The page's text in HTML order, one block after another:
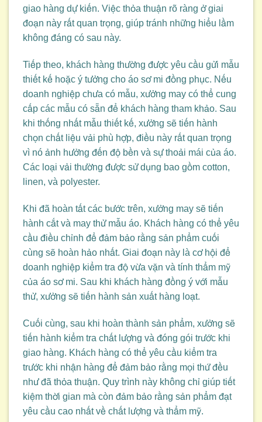
giao hàng dự kiến. Việc thỏa thuận rõ ràng ở giai
đoạn này rất quan trọng, giúp tránh những hiểu lầm
không đáng có sau này.
Tiếp theo, khách hàng thường được yêu cầu gửi mẫu
thiết kế hoặc ý tưởng cho áo sơ mi đồng phục. Nếu
doanh nghiệp chưa có mẫu, xưởng may có thể cung
cấp các mẫu có sẵn để khách hàng tham khảo. Sau
khi thống nhất mẫu thiết kế, xưởng sẽ tiến hành
chọn chất liệu vải phù hợp, điều này rất quan trọng
vì nó ảnh hưởng đến độ bền và sự thoải mái của áo.
Các loại vải thường được sử dụng bao gồm cotton,
linen, và polyester.
Khi đã hoàn tất các bước trên, xưởng may sẽ tiến
hành cắt và may thử mẫu áo. Khách hàng có thể yêu
cầu điều chỉnh để đảm bảo rằng sản phẩm cuối
cùng sẽ hoàn hảo nhất. Giai đoạn này là cơ hội để
doanh nghiệp kiểm tra độ vừa vặn và tính thẩm mỹ
của áo sơ mi. Sau khi khách hàng đồng ý với mẫu
thử, xưởng sẽ tiến hành sản xuất hàng loạt.
Cuối cùng, sau khi hoàn thành sản phẩm, xưởng sẽ
tiến hành kiểm tra chất lượng và đóng gói trước khi
giao hàng. Khách hàng có thể yêu cầu kiểm tra
trước khi nhận hàng để đảm bảo rằng mọi thứ đều
như đã thỏa thuận. Quy trình này không chỉ giúp tiết
kiệm thời gian mà còn đảm bảo rằng sản phẩm đạt
yêu cầu cao nhất về chất lượng và thẩm mỹ.